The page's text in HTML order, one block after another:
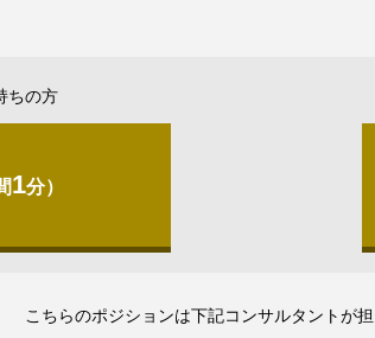
ちの方
1分）
こちらのポジションは下記コンサルタントが担